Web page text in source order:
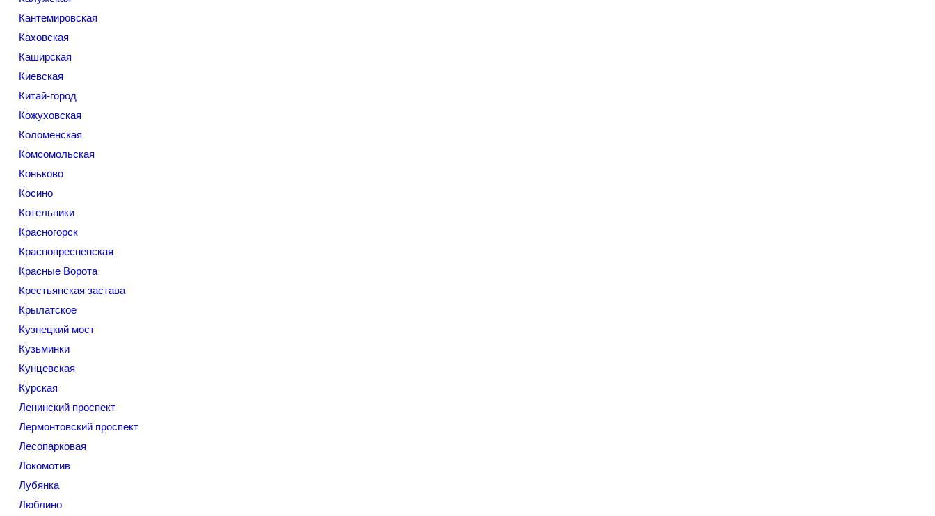
Кантемировская
Каховская
Каширская
Киевская
Китай-город
Кожуховская
Коломенская
Комсомольская
Коньково
Косино
Котельники
Красногорск
Краснопресненская
Красные Ворота
Крестьянская застава
Крылатское
Кузнецкий мост
Кузьминки
Кунцевская
Курская
Ленинский проспект
Лермонтовский проспект
Лесопарковая
Локомотив
Лубянка
Люблино